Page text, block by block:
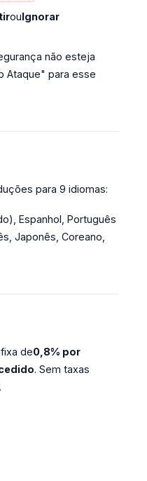
ouIgnorar
não esteja
Ataque" para esse
para 9 idiomas:
Espanhol, Português
Japonês, Coreano,
de0,8% por
. Sem taxas